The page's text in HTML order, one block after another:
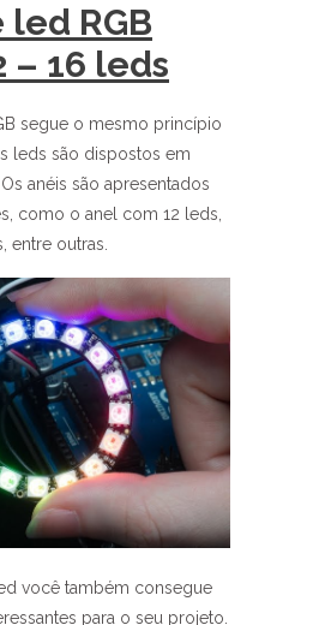
RGB
– 16 leds
segue o mesmo princípio
leds são dispostos em
anéis são apresentados
como o anel com 12 leds,
entre outras.
você também consegue
para o seu projeto.